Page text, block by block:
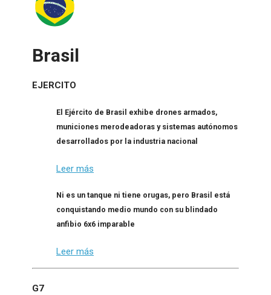
Brasil
EJERCITO
El Ejército de Brasil exhibe drones armados,
municiones merodeadoras y sistemas autónomos
desarrollados por la industria nacional
Leer más
Ni es un tanque ni tiene orugas, pero Brasil está
conquistando medio mundo con su blindado
anfibio 6x6 imparable
Leer más
G7